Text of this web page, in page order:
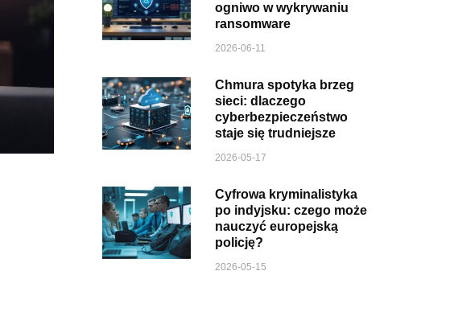
ogniwo w wykrywaniu
ransomware
2026-06-11
Chmura spotyka brzeg
sieci: dlaczego
cyberbezpieczeństwo
staje się trudniejsze
2026-05-17
Cyfrowa kryminalistyka
po indyjsku: czego może
nauczyć europejską
policję?
2026-05-15